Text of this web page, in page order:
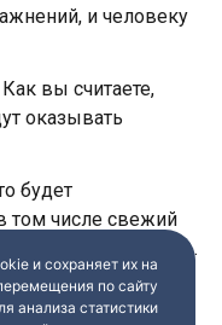
и человеку
Как вы считаете,
оказывать
будет
том числе свежий
тревожность.
и сохраняет их на
по сайту
анализа статистики